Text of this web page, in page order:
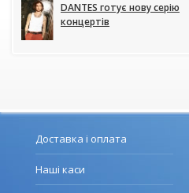
DANTES готує нову серію
концертів
Доставка і оплата
Наші каси